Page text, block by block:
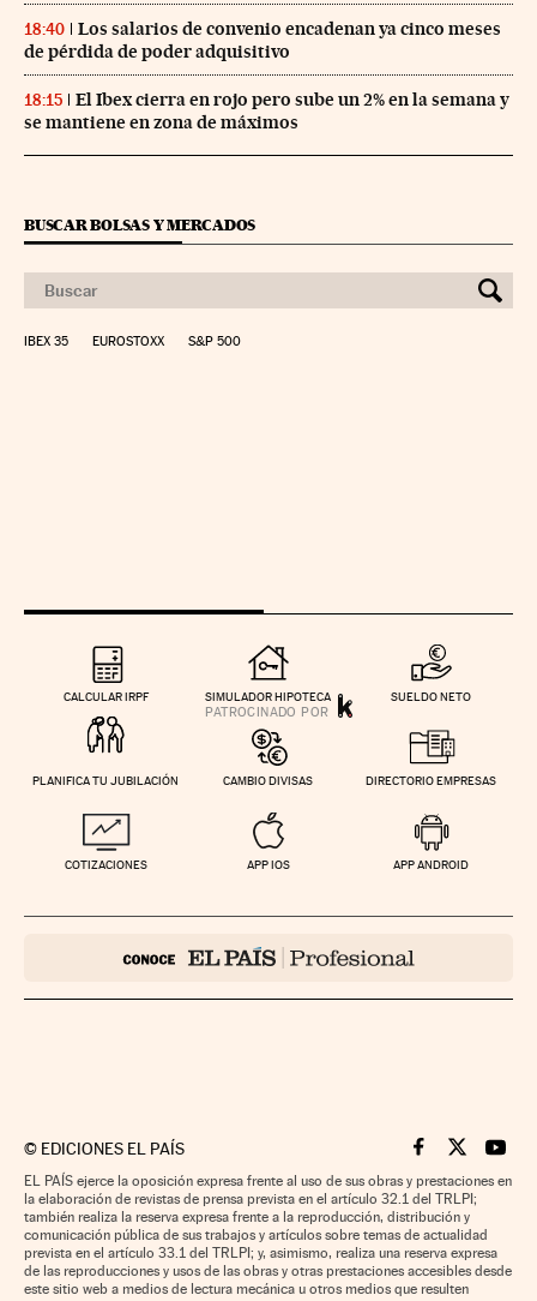
18:40
Los salarios de convenio encadenan ya cinco meses
de pérdida de poder adquisitivo
18:15
El Ibex cierra en rojo pero sube un 2% en la semana y
se mantiene en zona de máximos
BUSCAR BOLSAS Y MERCADOS
IBEX 35 EUROSTOXX S&P 500
CALCULAR IRPF SIMULADOR HIPOTECA SUELDO NETO
PLANIFICA TU JUBILACIÓN CAMBIO DIVISAS DIRECTORIO EMPRESAS
COTIZACIONES APP IOS APP ANDROID
© EDICIONES EL PAÍS Cinco Días en
Cinco Días
Cinco
EL PAÍS ejerce la oposición expresa frente al uso de sus obras y prestaciones en
la elaboración de revistas de prensa prevista en el artículo 32.1 del TRLPI;
también realiza la reserva expresa frente a la reproducción, distribución y
comunicación pública de sus trabajos y artículos sobre temas de actualidad
prevista en el artículo 33.1 del TRLPI; y, asimismo, realiza una reserva expresa
de las reproducciones y usos de las obras y otras prestaciones accesibles desde
este sitio web a medios de lectura mecánica u otros medios que resulten